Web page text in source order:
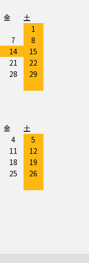
金
土
1
7
8
14
15
21
22
28
29
金
土
4
5
11
12
18
19
25
26